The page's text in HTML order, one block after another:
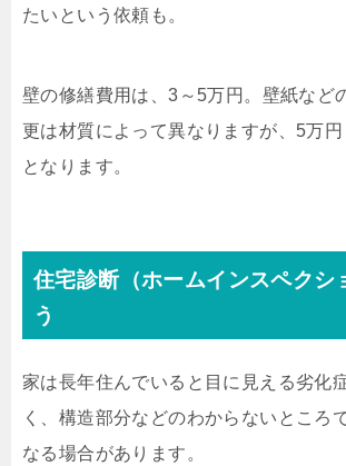
たいという依頼も。
壁の修繕費用は、3 ～ 5万円。壁紙など
更は材質によって異なりますが、 5万円
となります。
住宅診断（ホームインスペクシ
う
家は長年住んでいると目に見える劣化
く、構造部分などのわからないところ
なる場合があります。